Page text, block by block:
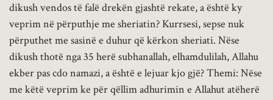
dikush vendos të falë drekën gjashtë rekate, a është ky
veprim në përputhje me sheriatin? Kurrsesi, sepse nuk
përputhet me sasinë e duhur që kërkon sheriati. Nëse
dikush thotë nga 35 herë subhanallah, elhamdulilah, Allahu
ekber pas cdo namazi, a është e lejuar kjo gjë? Themi: Nëse
me këtë veprim ke për qëllim adhurimin e Allahut atëherë